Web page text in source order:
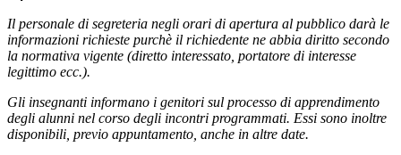
Il personale di segreteria negli orari di apertura al pubblico darà le
informazioni richieste purchè il richiedente ne abbia diritto secondo
la normativa vigente (diretto interessato, portatore di interesse
legittimo ecc.).
Gli insegnanti informano i genitori sul processo di apprendimento
degli alunni nel corso degli incontri programmati. Essi sono inoltre
disponibili, previo appuntamento, anche in altre date.